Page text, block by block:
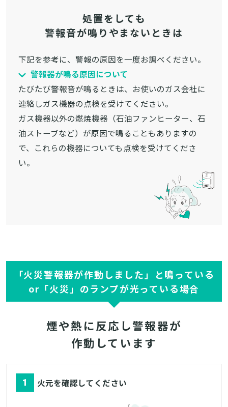
処置をしても
警報音が鳴りやまないときは
下記を参考に、警報の原因を一度お調べください。
警報器が鳴る原因について
たびたび警報音が鳴るときは、お使いのガス会社に
連絡しガス機器の点検を受けてください。
ガス機器以外の燃焼機器（石油ファンヒーター、石
油ストーブなど）が原因で鳴ることもありますの
で、これらの機器についても点検を受けてくださ
い。
「火災警報器が作動しました」と鳴っている
or「火災」のランプが光っている場合
煙や熱に反応し警報器が
作動しています
1 火元を確認してください